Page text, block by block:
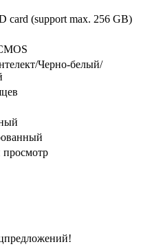
card (support max. 256 GB)
Черно-белый/